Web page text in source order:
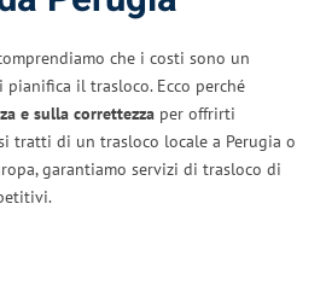
che i costi sono un
il trasloco. Ecco perché
e sulla correttezza per offrirti
tratti di un trasloco locale a Perugia o
garantiamo servizi di trasloco di